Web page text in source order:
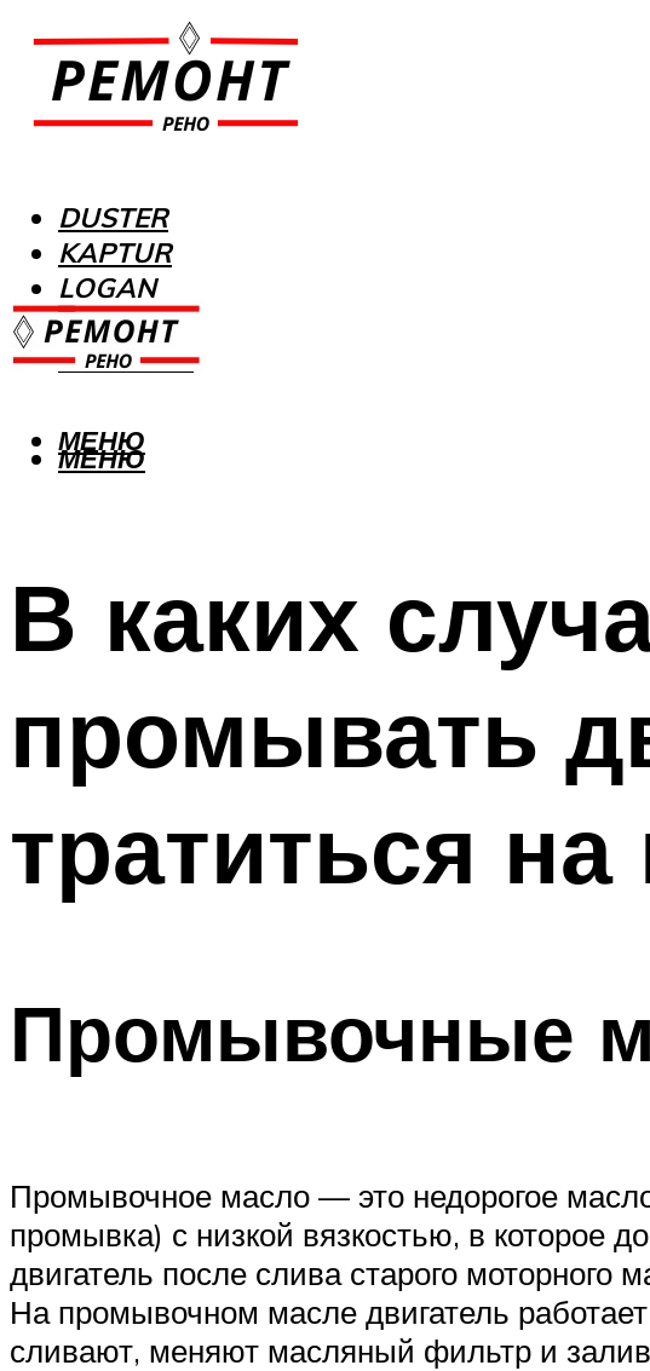
DUSTER
KAPTUR
LOGAN
MEGANE
SANDERO
МЕНЮ
МЕНЮ
В каких
промывать
тратиться
Промывочные
Промывочное масло — это недорогое
промывка) с низкой вязкостью, в которое
двигатель после слива старого моторного
На промывочном масле двигатель
сливают, меняют масляный фильтр и